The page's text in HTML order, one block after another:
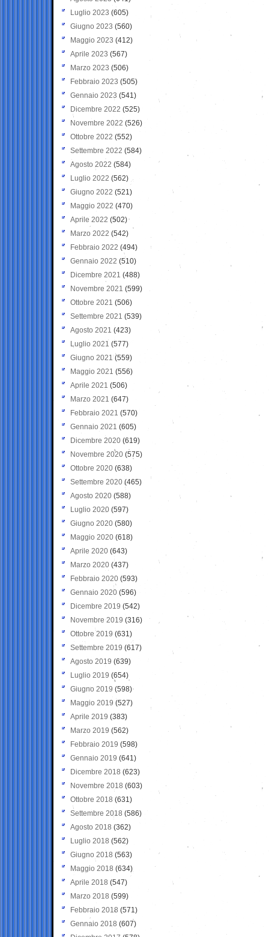
Luglio 2023 (605)
Giugno 2023 (560)
Maggio 2023 (412)
Aprile 2023 (567)
Marzo 2023 (506)
Febbraio 2023 (505)
Gennaio 2023 (541)
Dicembre 2022 (525)
Novembre 2022 (526)
Ottobre 2022 (552)
Settembre 2022 (584)
Agosto 2022 (584)
Luglio 2022 (562)
Giugno 2022 (521)
Maggio 2022 (470)
Aprile 2022 (502)
Marzo 2022 (542)
Febbraio 2022 (494)
Gennaio 2022 (510)
Dicembre 2021 (488)
Novembre 2021 (599)
Ottobre 2021 (506)
Settembre 2021 (539)
Agosto 2021 (423)
Luglio 2021 (577)
Giugno 2021(559)
Maggio 2021 (556)
Aprile 2021 (506)
Marzo 2021 (647)
Febbraio 2021 (570)
Gennaio 2021 (605)
Dicembre 2020 (619)
Novembre 2020 (575)
Ottobre 2020 (638)
Settembre 2020(465)
Agosto 2020 (588)
Luglio 2020 (597)
Giugno 2020 (580)
Maggio 2020 (618)
Aprile 2020 (643)
Marzo 2020 (437)
Febbraio 2020 (593)
Gennaio 2020 (596)
Dicembre 2019 (542)
Novembre 2019 (316)
Ottobre 2019 (631)
Settembre 2019 (617)
Agosto 2019 (639)
Luglio 2019 (654)
Giugno 2019 (598)
Maggio 2019 (527)
Aprile 2019 (383)
Marzo 2019 (562)
Febbraio 2019 (598)
Gennaio 2019 (641)
Dicembre 2018 (623)
Novembre 2018 (603)
Ottobre 2018 (631)
Settembre 2018 (586)
Agosto 2018 (362)
Luglio 2018 (562)
Giugno 2018 (563)
Maggio 2018 (634)
Aprile 2018 (547)
Marzo 2018 (599)
Febbraio 2018 (571)
Gennaio 2018 (607)